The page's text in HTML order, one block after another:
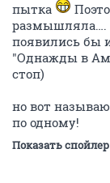
пытка
размышляла….
появились бы
"Однажды в
стоп)
но вот
по одному!
Показать спойлер